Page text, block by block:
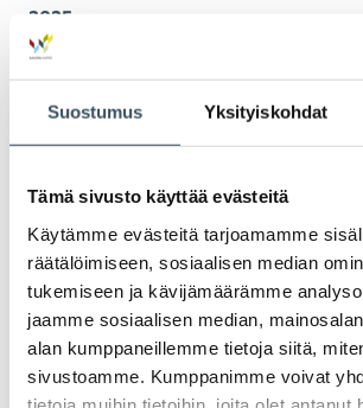
Suostumus Yksityiskohdat
Tämä sivusto käyttää evästeitä
Käytämme evästeitä tarjoamamme
räätälöimiseen, sosiaalisen median
tukemiseen ja kävijämäärämme
jaamme sosiaalisen median,
alan kumppaneillemme tietoja siitä,
sivustoamme. Kumppanimme voivat
2025
2024
2022
2021
2020
2019